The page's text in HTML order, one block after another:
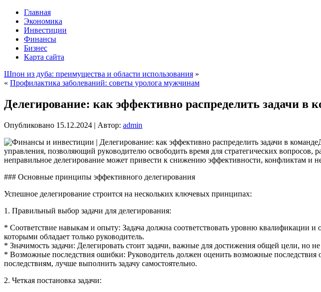
Главная
Экономика
Инвестиции
Финансы
Бизнес
Карта сайта
Шпон из дуба: преимущества и области использования »
« Профилактика заболеваний: советы уролога мужчинам
Делегирование: как эффективно распределить задачи в
Опубликовано 15.12.2024 | Автор: admin
управления, позволяющий руководителю освободить время для стратегических
неправильное делегирование может привести к снижению эффективности, конфликтам и
### Основные принципы эффективного делегирования
Успешное делегирование строится на нескольких ключевых принципах:
1. Правильный выбор задачи для делегирования:
* Соответствие навыкам и опыту: Задача должна соответствовать уровню квалификации
которыми обладает только руководитель.
* Значимость задачи: Делегировать стоит задачи, важные для достижения общей цели, но
* Возможные последствия ошибки: Руководитель должен оценить возможные
последствиям, лучше выполнить задачу самостоятельно.
2. Четкая постановка задачи: